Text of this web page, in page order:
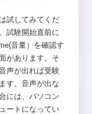
試してみてくだ
試験開始直前に
音量）を確認す
があります。そ
声が出れば受験
す。音声が出な
には、パソコン
ートになってい